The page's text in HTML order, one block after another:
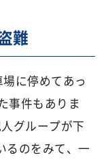
難
に停めてあっ
事件もありま
グループが下
るのをみて、一